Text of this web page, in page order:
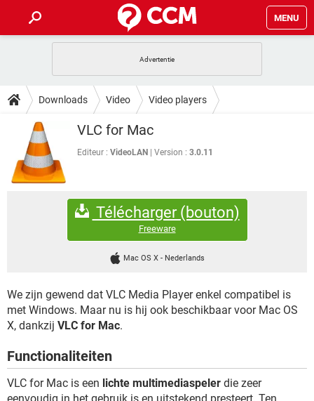
MENU
INSTAGRAM WINDOWS 10
NETFLIX
GRATIS SNAPCHAT
TIKTOK
HOW-TO
VIDEOBELLEN
INSTAGRAM
NETFLIX
DOWNLOADS
VIDEOBELLEN GAMES
INSTAGRAM
CORONAVIRUS
SNAPCHAT
FORUM
WINDOWS 10
CORONAVIRUS
SNAPCHAT
GAMES
GRATIS SNAPCHAT
TIKTOK
Downloads Video Video players
VLC for Mac
Editeur : VideoLAN Version : 3.0.11
Télécharger (bouton)
Freeware
Mac OS X - Nederlands
We zijn gewend dat VLC Media Player enkel compatibel is
met Windows. Maar nu is hij ook beschikbaar voor Mac OS
X, dankzij VLC for Mac.
Functionaliteiten
VLC for Mac is een lichte multimediaspeler die zeer